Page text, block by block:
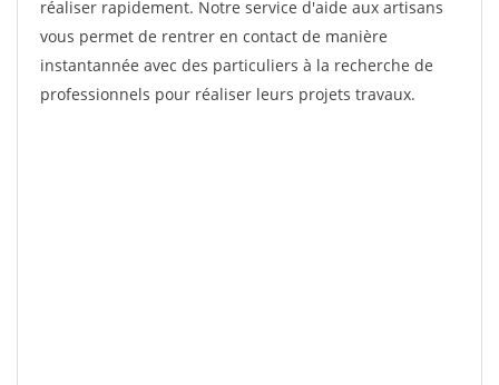
réaliser rapidement. Notre service d'aide aux artisans
vous permet de rentrer en contact de manière
instantannée avec des particuliers à la recherche de
professionnels pour réaliser leurs projets travaux.